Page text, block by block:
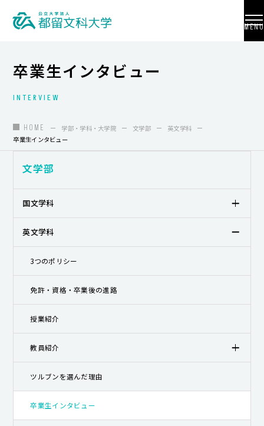
MENU
大学紹介
入試情報
学部・学科・大学院
地域連携
国際交流
教員養成
キャンパスライフ
就職・キャリア支援
卒業生インタビュー
INTERVIEW
HOME 学部・学科・大学院 文学部
英文学科
卒業生インタビュー
文学部
国文学科
英文学科
3つのポリシー
免許・資格・卒業後の進路
授業紹介
教員紹介
ツルブンを選んだ理由
卒業生インタビュー